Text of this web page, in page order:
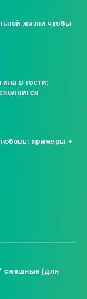
жизни чтобы
в гости:
примеры +
смешные (для